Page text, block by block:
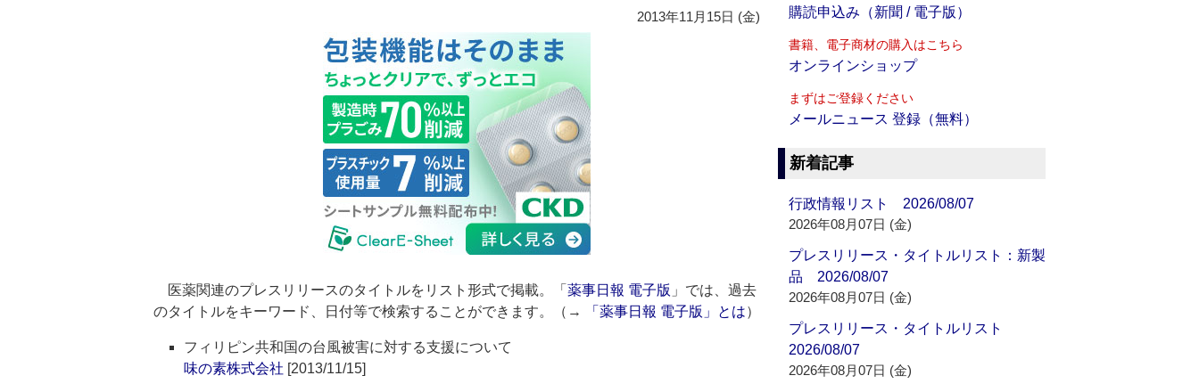
2013年11月15日 (金)
医薬関連のプレスリリースのタイトルをリスト形式で掲載。「 薬事日報 電子版 」では、過去
のタイトルをキーワード、日付等で検索することができます。（→
「薬事日報 電子版」とは）
フィリピン共和国の台風被害に対する支援について
味の素株式会社 [2013/11/15]
購読申込み（新聞 / 電子版）
書籍、電子商材の購入はこちら
オンラインショップ
まずはご登録ください
メールニュース 登録（無料）
新着記事
行政情報リスト 2026/08/07
2026年08月07日 (金)
プレスリリース・タイトルリスト：新製
品 2026/08/07
2026年08月07日 (金)
プレスリリース・タイトルリスト
2026/08/07
2026年08月07日 (金)